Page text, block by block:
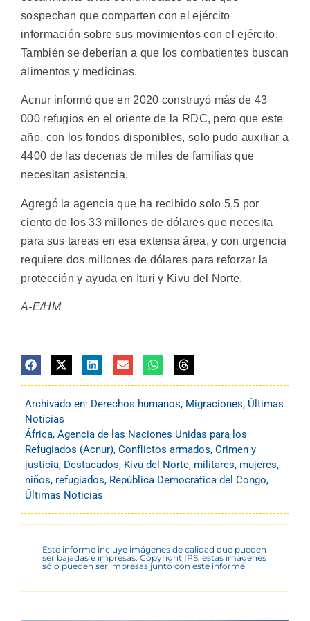
sospechan que comparten con el ejército
información sobre sus movimientos con el ejército.
También se deberían a que los combatientes buscan
alimentos y medicinas.
Acnur informó que en 2020 construyó más de 43
000 refugios en el oriente de la RDC, pero que este
año, con los fondos disponibles, solo pudo auxiliar a
4400 de las decenas de miles de familias que
necesitan asistencia.
Agregó la agencia que ha recibido solo 5,5 por
ciento de los 33 millones de dólares que necesita
para sus tareas en esa extensa área, y con urgencia
requiere dos millones de dólares para reforzar la
protección y ayuda en Ituri y Kivu del Norte.
A-E/HM
Archivado en: Derechos humanos, Migraciones, Últimas
Noticias
África, Agencia de las Naciones Unidas para los
Refugiados (Acnur), Conflictos armados, Crimen y
justicia, Destacados, Kivu del Norte, militares, mujeres,
niños, refugiados, República Democrática del Congo,
Últimas Noticias
Este informe incluye imágenes de calidad que pueden
ser bajadas e impresas. Copyright IPS, estas imágenes
sólo pueden ser impresas junto con este informe